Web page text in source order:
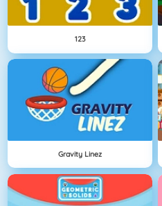
123
Gravity Linez